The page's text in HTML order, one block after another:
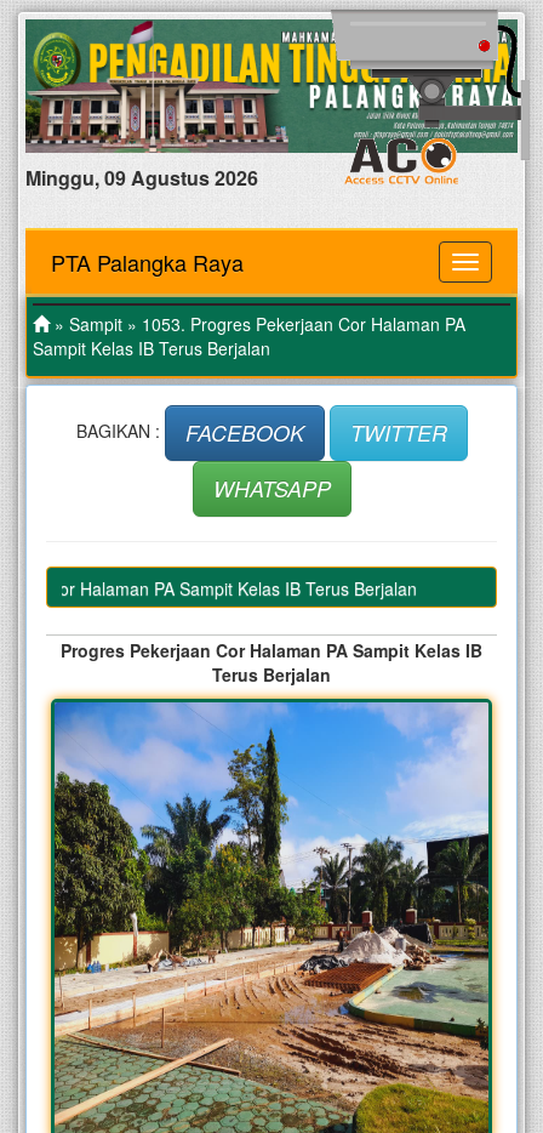
Minggu, 09 Agustus 2026
MENU
PTA Palangka Raya
» Sampit » 1053. Progres Pekerjaan Cor Halaman PA
Sampit Kelas IB Terus Berjalan
BAGIKAN : FACEBOOK
TWITTER
WHATSAPP
Cor Halaman PA Sampit Kelas IB Terus Berjalan
Progres Pekerjaan Cor Halaman PA Sampit Kelas IB
Terus Berjalan